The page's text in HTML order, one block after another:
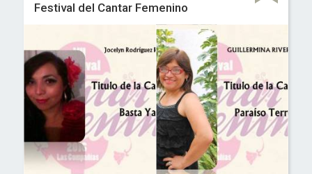
Festival del Cantar Femenino